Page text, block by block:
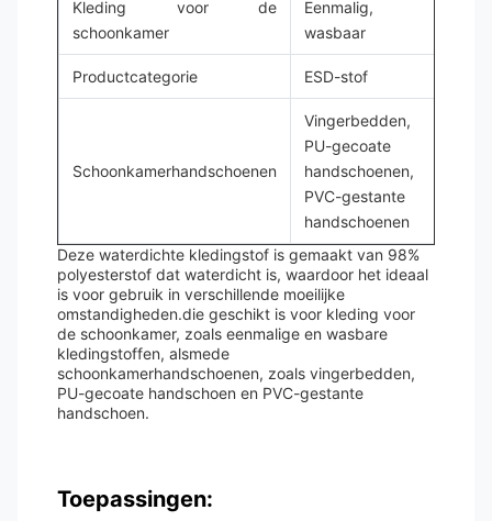
Kleding voor de
schoonkamer
Eenmalig,
wasbaar
Productcategorie ESD-stof
Schoonkamerhandschoenen
Vingerbedden,
PU-gecoate
handschoenen,
PVC-gestante
handschoenen
Deze waterdichte kledingstof is gemaakt van 98%
polyesterstof dat waterdicht is, waardoor het ideaal
is voor gebruik in verschillende moeilijke
omstandigheden.die geschikt is voor kleding voor
de schoonkamer, zoals eenmalige en wasbare
kledingstoffen, alsmede
schoonkamerhandschoenen, zoals vingerbedden,
PU-gecoate handschoen en PVC-gestante
handschoen.
Toepassingen: